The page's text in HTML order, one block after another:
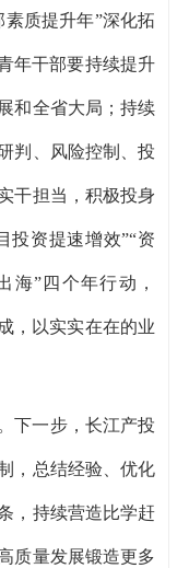
质提升年”深化拓
年干部要持续提升
和全省大局；持续
判、风险控制、投
干担当，积极投身
投资提速增效”“资
海”四个年行动，
，以实实在在的业
下一步，长江产投
，总结经验、优化
，持续营造比学赶
质量发展锻造更多